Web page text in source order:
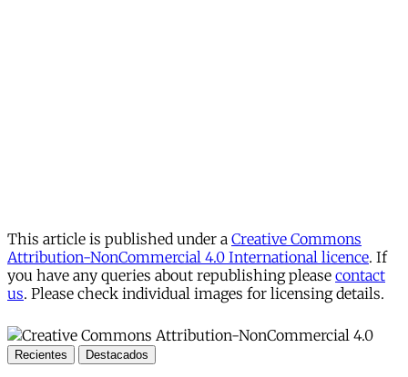
This article is published under a Creative Commons
Attribution-NonCommercial 4.0 International licence. If
you have any queries about republishing please contact
us. Please check individual images for licensing details.
Recientes Destacados